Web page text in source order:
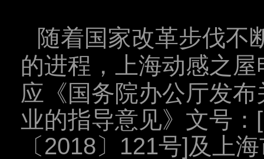
随着国家改革步伐不
的进程，
上海动感之
应《国务院办公厅发
业的指导意见》文号
〔2018〕121号]及上